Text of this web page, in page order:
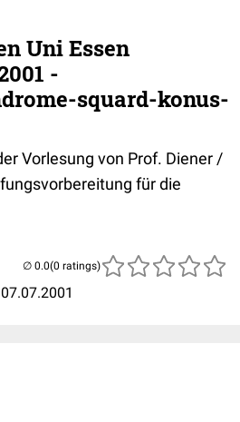
Uni Essen
-
squard-konus-
Vorlesung von Prof. Diener /
für die
07.07.2001
(0 ratings)